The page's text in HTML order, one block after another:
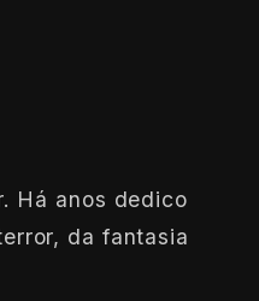
Há anos dedico
da fantasia